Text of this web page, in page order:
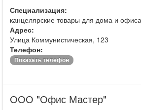
Специализация:
канцелярские товары для дома и офиса
Адрес:
Улица Коммунистическая, 123
Телефон:
Показать телефон
ООО "Офис Мастер"